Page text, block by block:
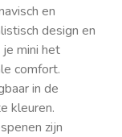
en
design en
mini het
comfort.
in de
kleuren.
zijn